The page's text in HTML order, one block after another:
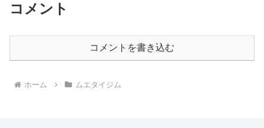
コメント
コメントを書き込む
ホーム ムエタイジム